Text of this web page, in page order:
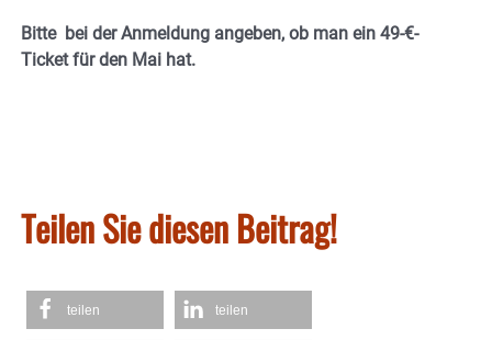
Bitte bei der Anmeldung angeben, ob man ein 49-€-
Ticket für den Mai hat.
Teilen Sie diesen Beitrag!
teilen teilen